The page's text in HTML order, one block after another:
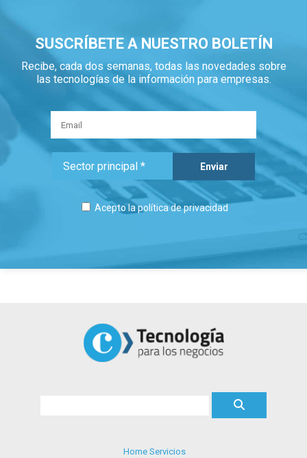
SUSCRÍBETE A NUESTRO BOLETÍN
Recibe, cada dos semanas, todas las novedades sobre
las tecnologías de la información para empresas.
Acepto lapolítica de privacidad
Home Servicios